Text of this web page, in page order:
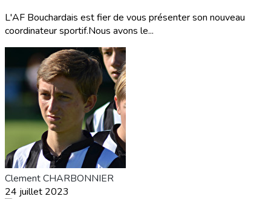
L'AF Bouchardais est fier de vous présenter son nouveau
coordinateur sportif.Nous avons le...
Clement CHARBONNIER
24 juillet 2023